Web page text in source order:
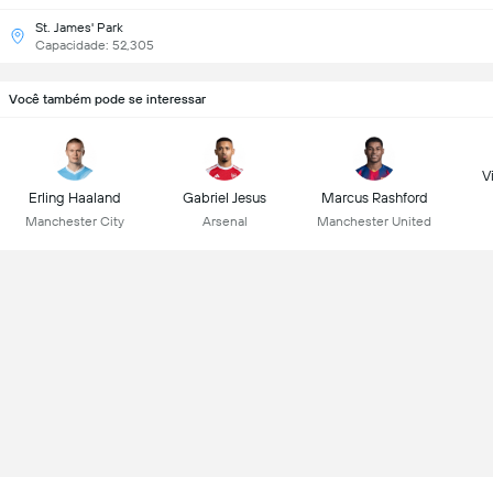
St. James' Park
Capacidade: 52,305
Você também pode se interessar
Erling Haaland
Manchester City
Gabriel Jesus
Arsenal
Marcus Rashford
Manchester United